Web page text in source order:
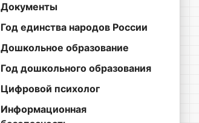
Документы
Год единства народов России
Дошкольное образование
Год дошкольного образования
Цифровой психолог
Информационная